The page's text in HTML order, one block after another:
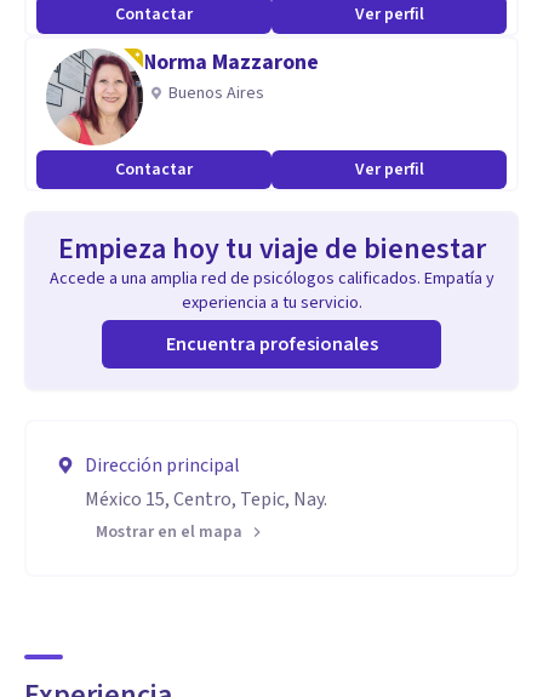
Contactar Ver perfil
Norma Mazzarone
Buenos Aires
Contactar Ver perfil
Empieza hoy tu viaje de bienestar
Accede a una amplia red de psicólogos calificados. Empatía y
experiencia a tu servicio.
Encuentra profesionales
Dirección principal
México 15, Centro, Tepic, Nay.
Mostrar en el mapa